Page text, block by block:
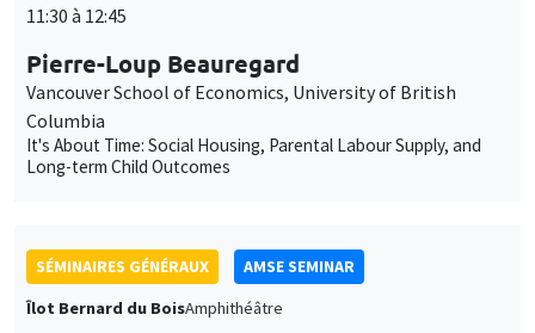
11:30 à 12:45
Pierre-Loup Beauregard
Vancouver School of Economics, University of British
Columbia
It's About Time: Social Housing, Parental Labour Supply, and
Long-term Child Outcomes
SÉMINAIRES GÉNÉRAUX
AMSE SEMINAR
Îlot Bernard du BoisAmphithéâtre